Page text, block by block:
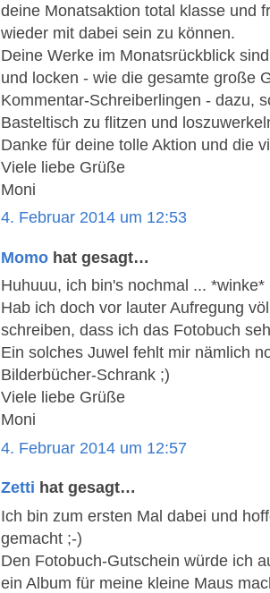
deine Monatsaktion total klasse und
wieder mit dabei sein zu können.
Deine Werke im Monatsrückblick
und locken - wie die gesamte große
Kommentar-Schreiberlingen - dazu,
Basteltisch zu flitzen und
Danke für deine tolle Aktion und die
Viele liebe Grüße
Moni
4. Februar 2014 um 12:53
Momo hat gesagt…
Huhuuu, ich bin's nochmal ... *winke*
Hab ich doch vor lauter Aufregung
schreiben, dass ich das Fotobuch
Ein solches Juwel fehlt mir nämlich
Bilderbücher-Schrank ;)
Viele liebe Grüße
Moni
4. Februar 2014 um 12:57
Zetti hat gesagt…
Ich bin zum ersten Mal dabei und
gemacht ;-)
Den Fotobuch-Gutschein würde ich
ein Album für meine kleine Maus